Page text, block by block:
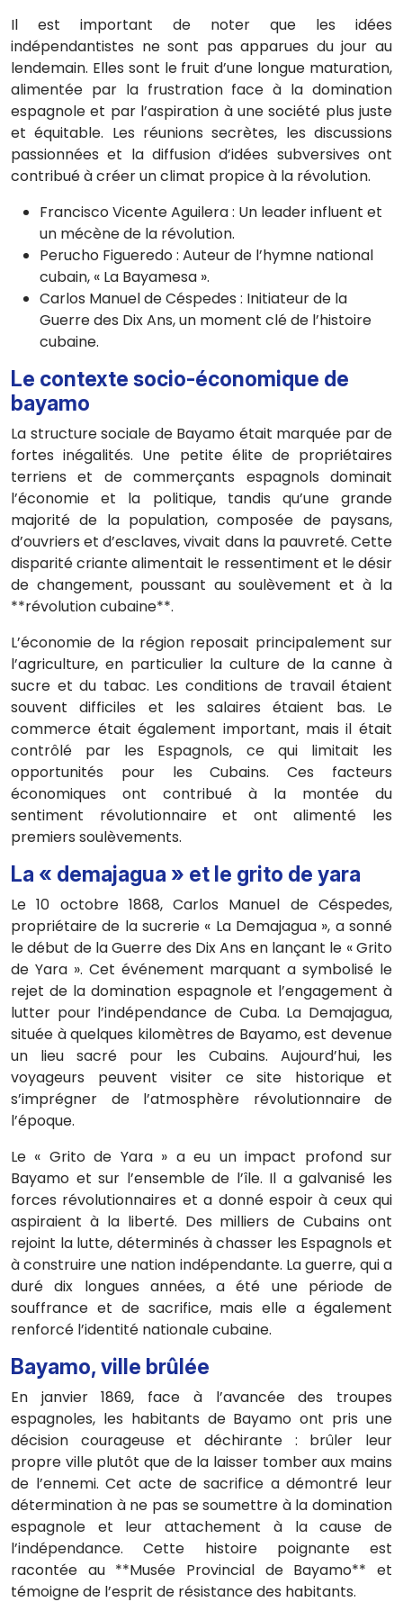
Il est important de noter que les idées
indépendantistes ne sont pas apparues du jour au
lendemain. Elles sont le fruit d’une longue maturation,
alimentée par la frustration face à la domination
espagnole et par l’aspiration à une société plus juste
et équitable. Les réunions secrètes, les discussions
passionnées et la diffusion d’idées subversives ont
contribué à créer un climat propice à la révolution.
Francisco Vicente Aguilera : Un leader influent et
un mécène de la révolution.
Perucho Figueredo : Auteur de l’hymne national
cubain, « La Bayamesa ».
Carlos Manuel de Céspedes : Initiateur de la
Guerre des Dix Ans, un moment clé de l’histoire
cubaine.
Le contexte socio-économique de
bayamo
La structure sociale de Bayamo était marquée par de
fortes inégalités. Une petite élite de propriétaires
terriens et de commerçants espagnols dominait
l’économie et la politique, tandis qu’une grande
majorité de la population, composée de paysans,
d’ouvriers et d’esclaves, vivait dans la pauvreté. Cette
disparité criante alimentait le ressentiment et le désir
de changement, poussant au soulèvement et à la
**révolution cubaine**.
L’économie de la région reposait principalement sur
l’agriculture, en particulier la culture de la canne à
sucre et du tabac. Les conditions de travail étaient
souvent difficiles et les salaires étaient bas. Le
commerce était également important, mais il était
contrôlé par les Espagnols, ce qui limitait les
opportunités pour les Cubains. Ces facteurs
économiques ont contribué à la montée du
sentiment révolutionnaire et ont alimenté les
premiers soulèvements.
La « demajagua » et le grito de yara
Le 10 octobre 1868, Carlos Manuel de Céspedes,
propriétaire de la sucrerie « La Demajagua », a sonné
le début de la Guerre des Dix Ans en lançant le « Grito
de Yara ». Cet événement marquant a symbolisé le
rejet de la domination espagnole et l’engagement à
lutter pour l’indépendance de Cuba. La Demajagua,
située à quelques kilomètres de Bayamo, est devenue
un lieu sacré pour les Cubains. Aujourd’hui, les
voyageurs peuvent visiter ce site historique et
s’imprégner de l’atmosphère révolutionnaire de
l’époque.
Le « Grito de Yara » a eu un impact profond sur
Bayamo et sur l’ensemble de l’île. Il a galvanisé les
forces révolutionnaires et a donné espoir à ceux qui
aspiraient à la liberté. Des milliers de Cubains ont
rejoint la lutte, déterminés à chasser les Espagnols et
à construire une nation indépendante. La guerre, qui a
duré dix longues années, a été une période de
souffrance et de sacrifice, mais elle a également
renforcé l’identité nationale cubaine.
Bayamo, ville brûlée
En janvier 1869, face à l’avancée des troupes
espagnoles, les habitants de Bayamo ont pris une
décision courageuse et déchirante : brûler leur
propre ville plutôt que de la laisser tomber aux mains
de l’ennemi. Cet acte de sacrifice a démontré leur
détermination à ne pas se soumettre à la domination
espagnole et leur attachement à la cause de
l’indépendance. Cette histoire poignante est
racontée au **Musée Provincial de Bayamo** et
témoigne de l’esprit de résistance des habitants.